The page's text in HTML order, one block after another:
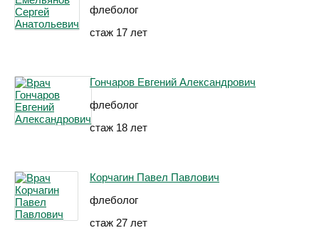
флеболог
стаж 17 лет
Гончаров Евгений Александрович
флеболог
стаж 18 лет
Корчагин Павел Павлович
флеболог
стаж 27 лет